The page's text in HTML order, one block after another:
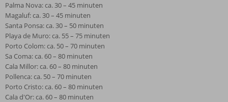
Palma Nova: ca. 30 – 45 minuten
Magaluf: ca. 30 – 45 minuten
Santa Ponsa: ca. 30 – 50 minuten
Playa de Muro: ca. 55 – 75 minuten
Porto Colom: ca. 50 – 70 minuten
Sa Coma: ca. 60 – 80 minuten
Cala Millor: ca. 60 – 80 minuten
Pollenca: ca. 50 – 70 minuten
Porto Cristo: ca. 60 – 80 minuten
Cala d'Or: ca. 60 – 80 minuten